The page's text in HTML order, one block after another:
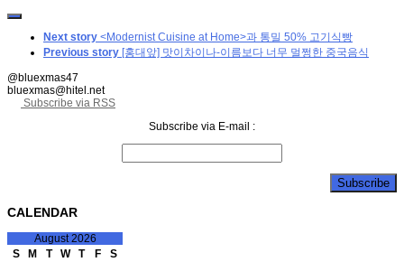
Next story <Modernist Cuisine at Home>과 통밀 50% 고기식빵
Previous story [홍대앞] 맛이차이나-이름보다 너무 멀쩡한 중국음식
@bluexmas47
bluexmas@hitel.net
Subscribe via RSS
Subscribe via E-mail :
CALENDAR
August 2026
S
M T W T F
S